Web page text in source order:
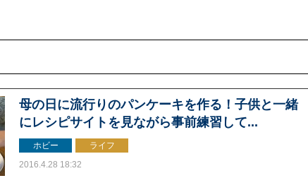
母の日に流行りのパンケーキを作る！子供と一緒
にレシピサイトを見ながら事前練習して...
ホビー
ライフ
2016.4.28 18:32